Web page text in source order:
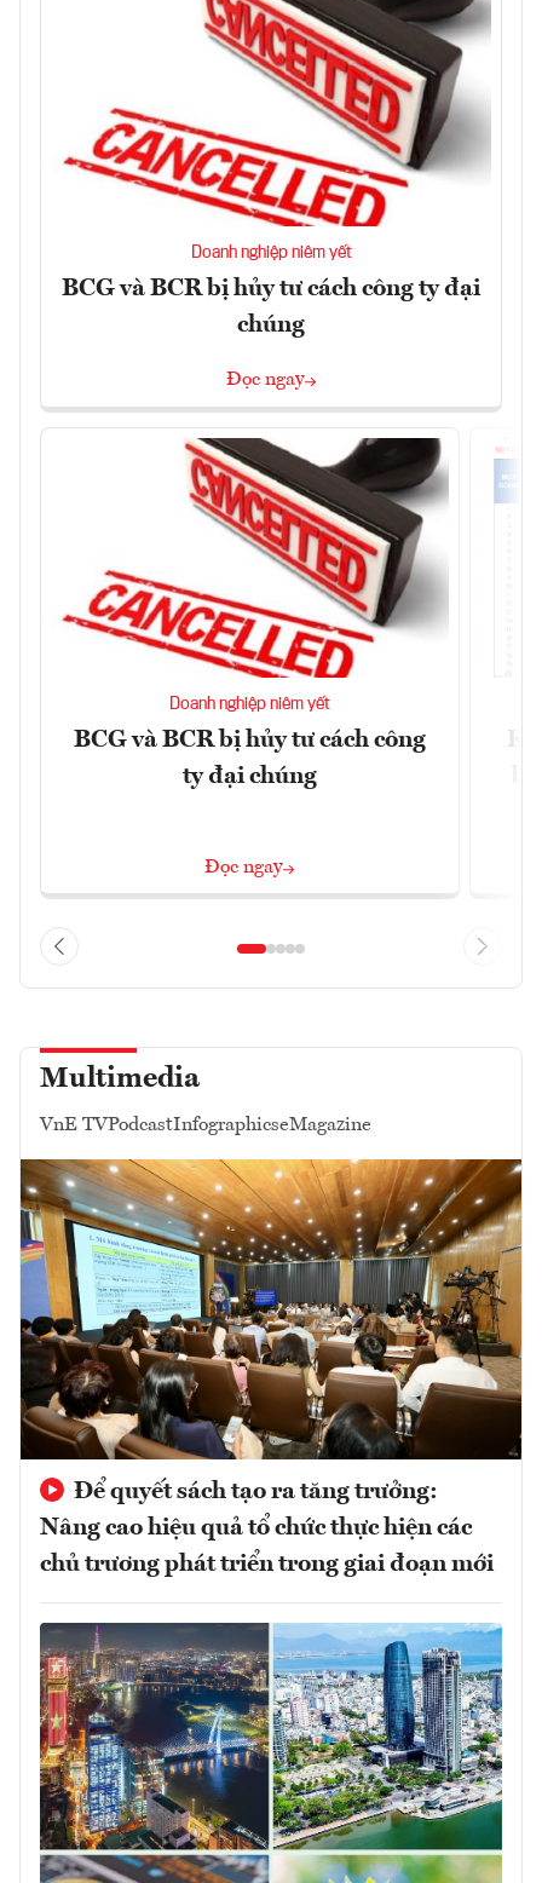
Doanh nghiệp niêm yết
BCG và BCR bị hủy tư cách công ty đại
chúng
Đọc ngay
Doanh nghiệp niêm yết
BCG và BCR bị hủy tư cách công
ty đại chúng
Đọc ngay
Multimedia
VnE TVPodcastInfographicseMagazine
Để quyết sách tạo ra tăng trưởng:
Nâng cao hiệu quả tổ chức thực hiện các
chủ trương phát triển trong giai đoạn mới